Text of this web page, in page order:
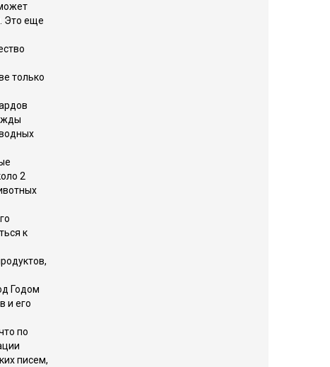
Это еще
только
2
к
Годом
и его
по
писем,